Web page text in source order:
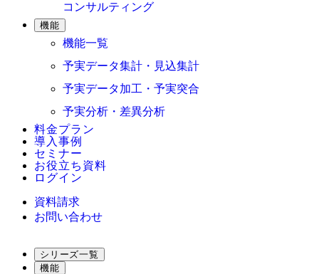
コンサルティング
機能
機能一覧
予実データ集計・見込集計
予実データ加工・予実突合
予実分析・差異分析
料金プラン
導入事例
セミナー
お役立ち資料
ログイン
資料請求
お問い合わせ
シリーズ一覧
機能